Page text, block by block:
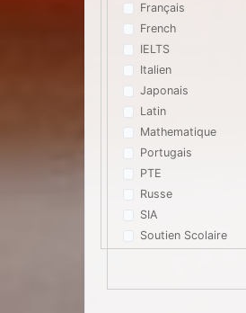
Français
French
IELTS
Italien
Japonais
Latin
Mathematique
Portugais
PTE
Russe
SIA
Soutien Scolaire